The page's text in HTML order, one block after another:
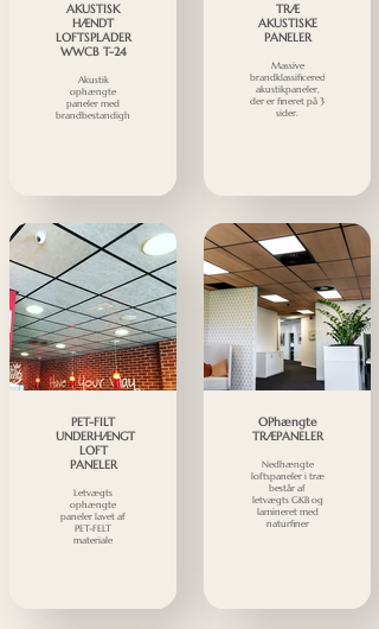
AKUSTISK
HÆNDT
LOFTSPLADER
WWCB T-24
Akustik
ophængte
paneler med
brandbestandighedsklasse.
TRÆ
AKUSTISKE
PANELER
Massive
brandklassificerede
akustikpaneler,
der er fineret på 3
sider.
PET-FILT
UNDERHÆNGT
LOFT
PANELER
Letvægts
ophængte
paneler lavet af
PET-FELT
materiale
OPhængte
TRÆPANELER
Nedhængte
loftspaneler i træ
består af
letvægts GKB og
lamineret med
naturfiner